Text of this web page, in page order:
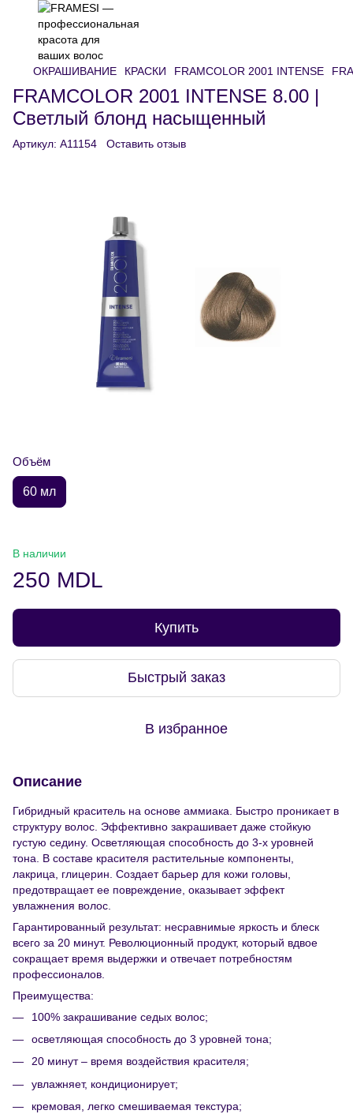
ОКРАШИВАНИЕ КРАСКИ FRAMCOLOR 2001 INTENSE
FRAMCOLOR 2001 INTENSE 8.00 |
Светлый блонд насыщенный
Артикул: A11154 Оставить отзыв
Объём
60 мл
В наличии
250 MDL
Купить
Быстрый заказ
В избранное
Описание
Гибридный краситель на основе аммиака. Быстро проникает в
структуру волос. Эффективно закрашивает даже стойкую
густую седину. Осветляющая способность до 3-х уровней
тона. В составе красителя растительные компоненты,
лакрица, глицерин. Создает барьер для кожи головы,
предотвращает ее повреждение, оказывает эффект
увлажнения волос.
Гарантированный результат: несравнимые яркость и блеск
всего за 20 минут. Революционный продукт, который вдвое
сокращает время выдержки и отвечает потребностям
профессионалов.
Преимущества:
100% закрашивание седых волос;
осветляющая способность до 3 уровней тона;
20 минут – время воздействия красителя;
увлажняет, кондиционирует;
кремовая, легко смешиваемая текстура;